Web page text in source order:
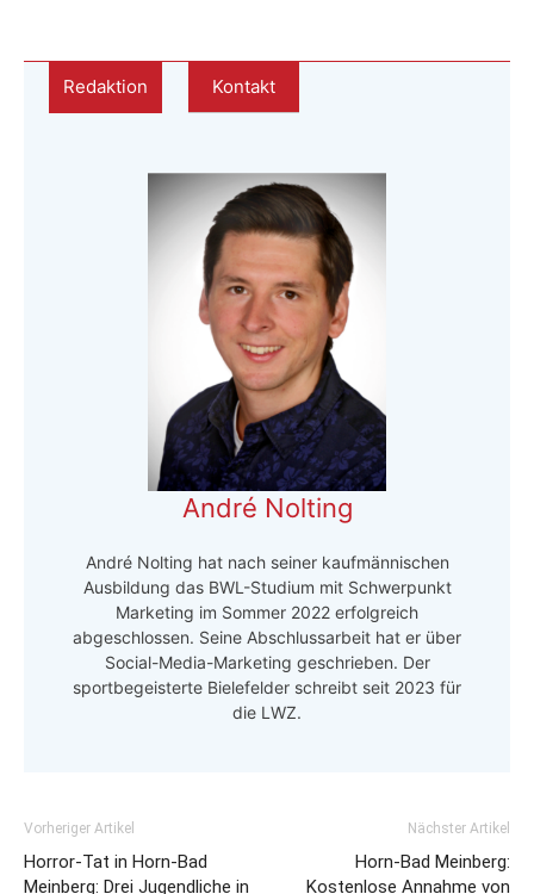
Redaktion Kontakt
André Nolting
André Nolting hat nach seiner kaufmännischen
Ausbildung das BWL-Studium mit Schwerpunkt
Marketing im Sommer 2022 erfolgreich
abgeschlossen. Seine Abschlussarbeit hat er über
Social-Media-Marketing geschrieben. Der
sportbegeisterte Bielefelder schreibt seit 2023 für
die LWZ.
Vorheriger Artikel
Horror-Tat in Horn-Bad
Meinberg: Drei Jugendliche in
Nächster Artikel
Horn-Bad Meinberg:
Kostenlose Annahme von